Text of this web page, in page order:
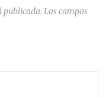
publicada. Los campos